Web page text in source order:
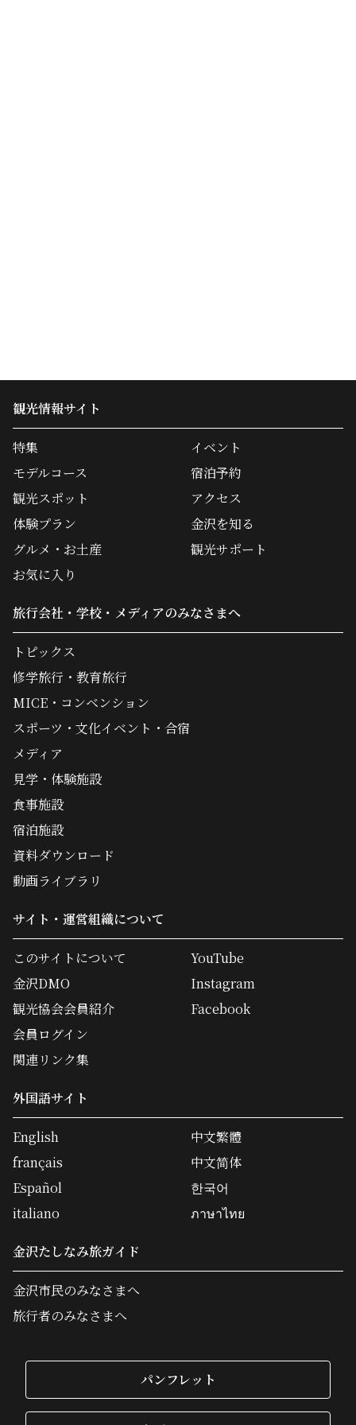
観光情報サイト
特集
モデルコース
観光スポット
体験プラン
グルメ・お土産
イベント
宿泊予約
アクセス
金沢を知る
観光サポート
お気に入り
旅行会社・学校・メディアのみなさまへ
トピックス
修学旅行・教育旅行
MICE・コンベンション
スポーツ・文化イベント・合宿
メディア
見学・体験施設
食事施設
宿泊施設
資料ダウンロード
動画ライブラリ
サイト・運営組織について
このサイトについて
金沢DMO
観光協会会員紹介
会員ログイン
関連リンク集
YouTube
Instagram
Facebook
外国語サイト
English
français
Español
italiano
中文繁體
中文简体
한국어
ภาษาไทย
金沢たしなみ旅ガイド
金沢市民のみなさまへ
旅行者のみなさまへ
パンフレット